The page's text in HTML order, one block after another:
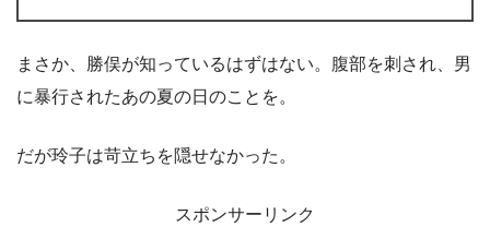
まさか、勝俣が知っているはずはない。腹部を刺され、男
に暴行されたあの夏の日のことを。
だが玲子は苛立ちを隠せなかった。
スポンサーリンク